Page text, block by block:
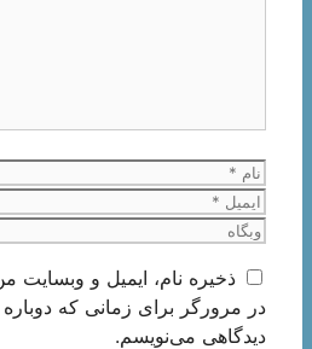
نام
ایمیل
وبگاه
ذخیره نام، ایمیل و وبسایت من
در مرورگر برای زمانی که دوباره
دیدگاهی می‌نویسم.